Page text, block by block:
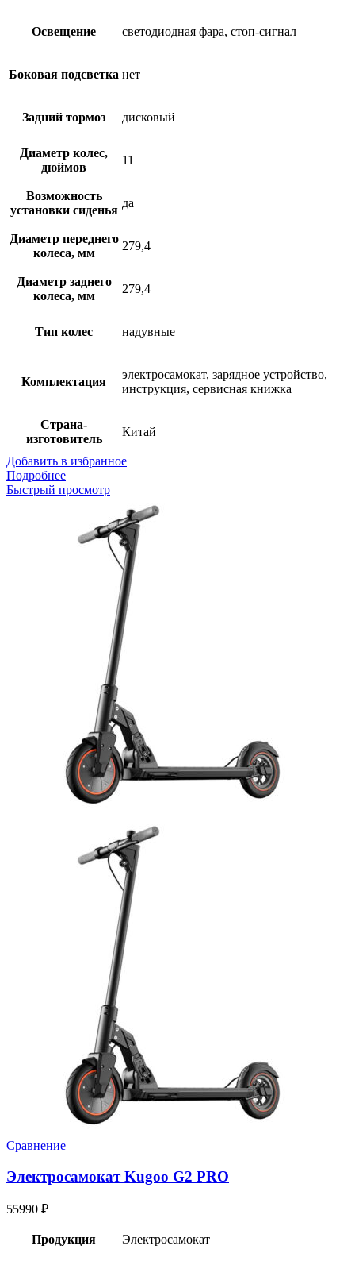
Освещение светодиодная фара, стоп-сигнал
Боковая подсветка нет
Задний тормоз дисковый
Диаметр колес,
дюймов
11
Возможность
установки сиденья
да
Диаметр переднего
колеса, мм
279,4
Диаметр заднего
колеса, мм
279,4
Тип колес надувные
Комплектация
электросамокат, зарядное устройство,
инструкция, сервисная книжка
Страна-
изготовитель
Китай
Добавить в избранное
Подробнее
Быстрый просмотр
Сравнение
Электросамокат Kugoo G2 PRO
55990 ₽
Продукция Электросамокат